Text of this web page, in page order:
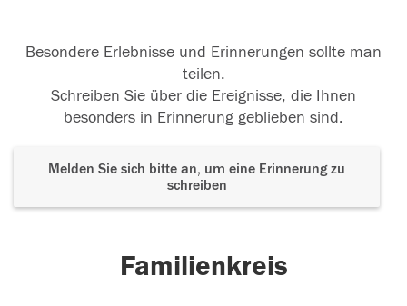
Besondere Erlebnisse und Erinnerungen sollte man
teilen.
Schreiben Sie über die Ereignisse, die Ihnen
besonders in Erinnerung geblieben sind.
Melden Sie sich bitte an, um eine Erinnerung zu
schreiben
Familienkreis